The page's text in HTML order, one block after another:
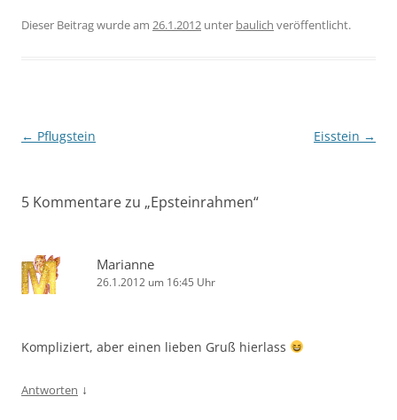
Dieser Beitrag wurde am 26.1.2012 unter baulich veröffentlicht.
Beitragsnavigation
← Pflugstein Eisstein →
5 Kommentare zu „Epsteinrahmen“
Marianne
26.1.2012 um 16:45 Uhr
Kompliziert, aber einen lieben Gruß hierlass
Antworten ↓